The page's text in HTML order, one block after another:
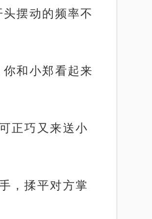
摆动的频率不
和小郑看起来
正巧又来送小
，揉平对方掌